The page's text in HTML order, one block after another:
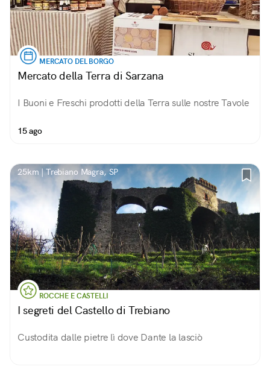
MERCATO DEL BORGO
Mercato della Terra di Sarzana
I Buoni e Freschi prodotti della Terra sulle nostre Tavole
15 ago
25km | Trebiano Magra, SP
ROCCHE E CASTELLI
I segreti del Castello di Trebiano
Custodita dalle pietre lì dove Dante la lasciò